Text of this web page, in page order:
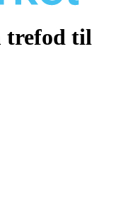
trefod til